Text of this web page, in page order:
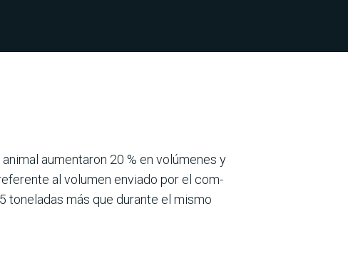
aumentaron 20 % en volúmenes y
al volumen enviado por el com­
toneladas más que durante el mismo